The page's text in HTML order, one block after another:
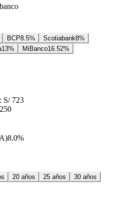
BCP8.5% Scotiabank8%
13% MiBanco16.52%
S/ 723
8.0%
20 años 25 años 30 años